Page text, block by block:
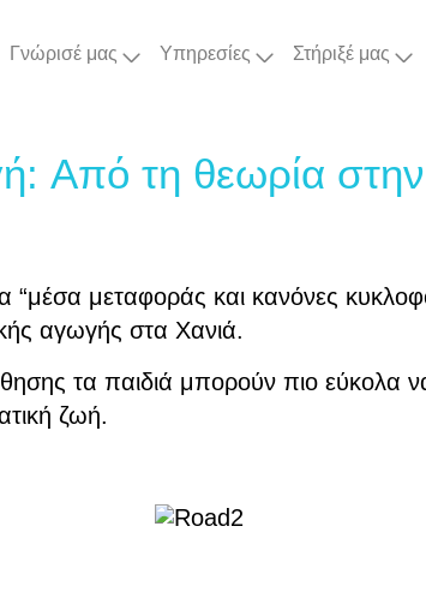
Γνώρισέ μας Υπηρεσίες Στήριξέ μας
Aπό τη θεωρία
“μέσα μεταφοράς και κανόνες
αγωγής στα Χανιά.
τα παιδιά μπορούν πιο εύκολα
ζωή.